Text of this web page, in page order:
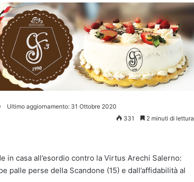
Ultimo aggiornamento: 31 Ottobre 2020
331
2 minuti di lettura
in casa all’esordio contro la Virtus Arechi Salerno:
palle perse della Scandone (15) e dall’affidabilità al